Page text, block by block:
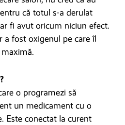
că totul s-a derulat
fi avut oricum niciun efect.
a fost oxigenul pe care îl
o programezi să
un medicament cu o
Este conectat la curent